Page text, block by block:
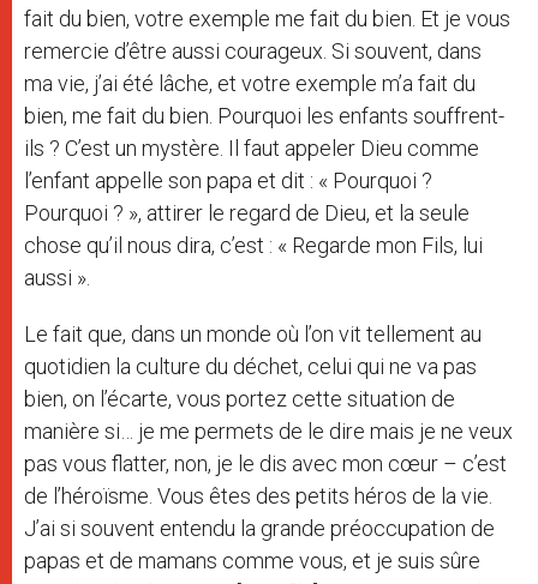
fait du bien, votre exemple me fait du bien. Et je vous
remercie d’être aussi courageux. Si souvent, dans
ma vie, j’ai été lâche, et votre exemple m’a fait du
bien, me fait du bien. Pourquoi les enfants souffrent-
ils ? C’est un mystère. Il faut appeler Dieu comme
l’enfant appelle son papa et dit : « Pourquoi ?
Pourquoi ? », attirer le regard de Dieu, et la seule
chose qu’il nous dira, c’est : « Regarde mon Fils, lui
aussi ».
Le fait que, dans un monde où l’on vit tellement au
quotidien la culture du déchet, celui qui ne va pas
bien, on l’écarte, vous portez cette situation de
manière si… je me permets de le dire mais je ne veux
pas vous flatter, non, je le dis avec mon cœur – c’est
de l’héroïsme. Vous êtes des petits héros de la vie.
J’ai si souvent entendu la grande préoccupation de
papas et de mamans comme vous, et je suis sûre